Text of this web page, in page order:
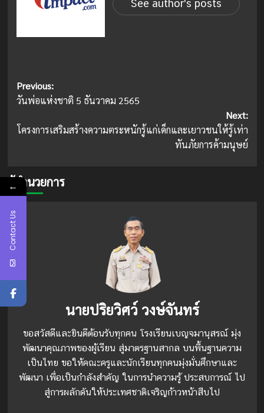
See author's posts
Post
navigation
Previous:
วันพ่อแห่งชาติ 5 ธันวาคม 2565
Next:
โครงการเสริมสร้างความตระหนักรู้แก่เด็กและเยาวชนให้รู้เท่า
ทันภัยการค้ามนุษย์
ผู้อำนวยการ
นายปริยวิศว์ วงษ์จันทร์
ขอสวัสดีและยินดีต้อนรับทุกคน โรงเรียนเบญจมานุสรณ์ มุ่ง
พัฒนาคุณภาพของผู้เรียน สู่มาตรฐานสากล บนพื้นฐานความ
เป็นไทย ขอให้คณะครูและนักเรียนทุกคนมุ่งมั่นศึกษาและ
พัฒนา เพื่อเป็นกำลังสำคัญ ในการนำความรู้ ประสบการณ์ ไป
สู่การผลักดันให้ประเทศชาติเจริญก้าวหน้าสืบไป
←
Contact Us